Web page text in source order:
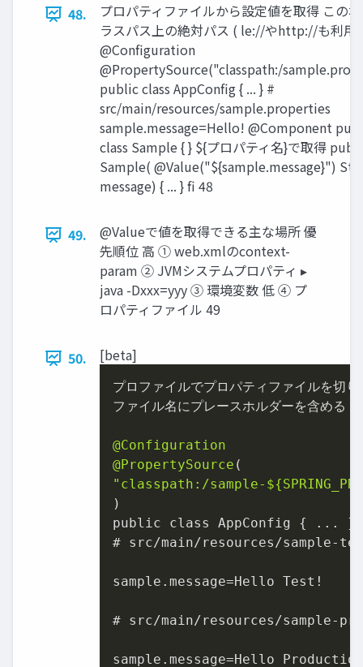
48.
プロパティファイルから設定値を取得 この
ラスパス上の絶対パス ( le://やhttp://も利用
@Configuration
@PropertySource("classpath:/
public class AppConfig { ... } #
src/main/resources/sample.properties
sample.message=Hello! @Component
class Sample { } ${プロパティ名}で取得
Sample( @Value("${sample.message}")
message) { ... } fi 48
49.
@Valueで値を取得できる主な場所 優
先順位 高 ① web.xmlのcontext-
param ② JVMシステムプロパティ ▸
java -Dxxx=yyy ③ 環境変数 低 ④ プ
ロパティファイル 49
50. [beta]
プロファイルでプロパティファイルを切り
ファイル名にプレースホルダーを含める
@Configuration
@PropertySource
"classpath:/sample-
)
public class AppConfig { ... }
# src/main/resources/sample-
sample.message=Hello Test!
# src/main/resources/sample-
sample.message=Hello